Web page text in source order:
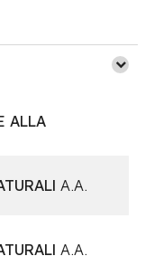
ALLA
A.A.
A.A.